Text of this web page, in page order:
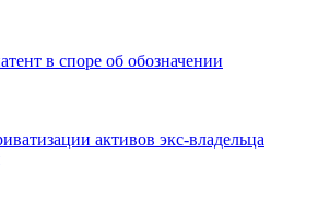
в споре об обозначении
активов экс-владельца